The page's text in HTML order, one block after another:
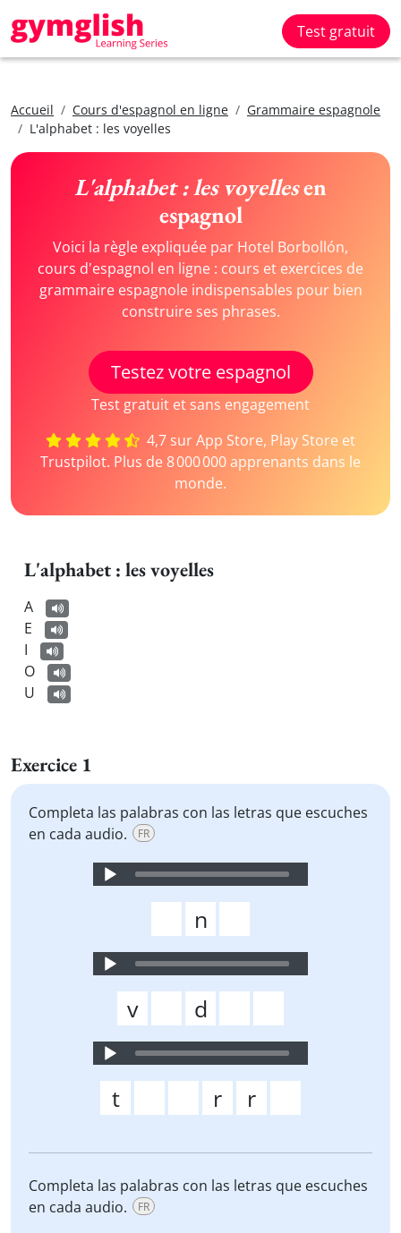
Test gratuit
Accueil Cours d'espagnol en ligne
Grammaire espagnole
L'alphabet : les voyelles
L'alphabet : les voyellesen
espagnol
Voici la règle expliquée par Hotel Borbollón,
cours d'espagnol en ligne : cours et exercices de
grammaire espagnole indispensables pour bien
construire ses phrases.
Testez votre espagnol
Test gratuit et sans engagement
4,7 sur App Store, Play Store et
Trustpilot. Plus de 8 000 000 apprenants dans le
monde.
L'alphabet : les voyelles
A
E
I
O
U
Exercice 1
Completa las palabras con las letras que escuches
en cada audio.
FR
Audio
Audio
Audio
Completa las palabras con las letras que escuches
en cada audio.
FR